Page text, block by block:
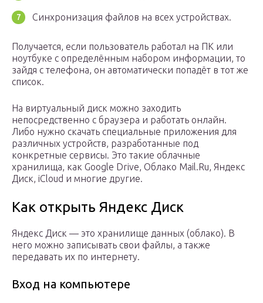
Синхронизация файлов на всех устройствах.
Получается, если пользователь работал на ПК или
ноутбуке с определённым набором информации, то
зайдя с телефона, он автоматически попадёт в тот же
список.
На виртуальный диск можно заходить
непосредственно с браузера и работать онлайн.
Либо нужно скачать специальные приложения для
различных устройств, разработанные под
конкретные сервисы. Это такие облачные
хранилища, как Google Drive, Облако Mail.Ru, Яндекс
Диск, iCloud и многие другие.
Как открыть Яндекс Диск
Яндекс Диск — это хранилище данных (облако). В
него можно записывать свои файлы, а также
передавать их по интернету.
Вход на компьютере